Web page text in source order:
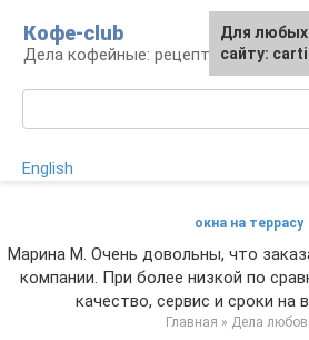
контенту
Кофе-club
Дела кофейные: рецепты и
English
окна на террасу
Марина М. Очень довольны, что
компании. При более низкой по
качество, сервис и сроки на
Главная » Дела
Для любых
сайту: